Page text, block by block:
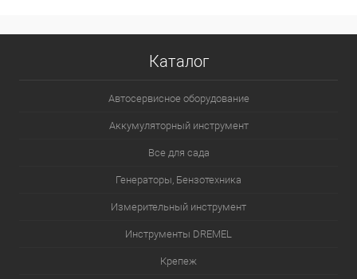
Каталог
Автосервисное оборудование
Аккумуляторный инструмент
Все для сада
Генераторы, Бензотехника
Измерительный инструмент
Инструменты DREMEL
Крепеж